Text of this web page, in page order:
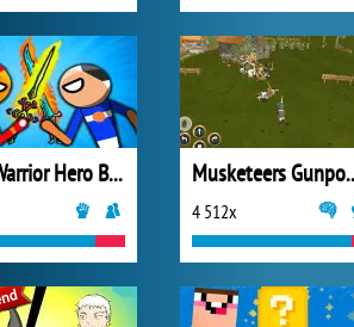
Stick Warrior Hero Battle
4 512x